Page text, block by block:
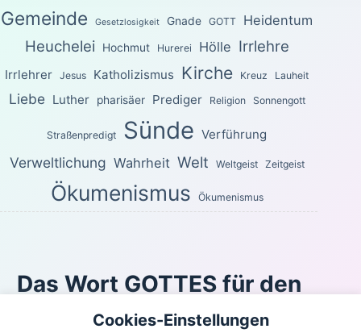
Gemeinde Gesetzlosigkeit Gnade GOTT Heidentum
Heuchelei Hochmut Hurerei Hölle Irrlehre
Irrlehrer Jesus Katholizismus Kirche Kreuz Lauheit
Liebe Luther pharisäer Prediger Religion Sonnengott
Straßenpredigt Sünde Verführung
Verweltlichung Wahrheit Welt Weltgeist Zeitgeist
Ökumenismus Ökumenismus
Das Wort GOTTES für den
heutigen Tag
Cookies-Einstellungen